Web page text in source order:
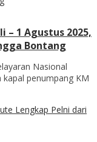
– 1 Agustus 2025,
Bontang
Nasional
penumpang KM